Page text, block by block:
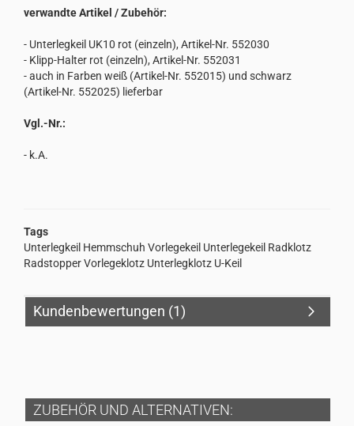
verwandte Artikel / Zubehör:
- Unterlegkeil UK10 rot (einzeln), Artikel-Nr. 552030
- Klipp-Halter rot (einzeln), Artikel-Nr. 552031
- auch in Farben weiß (Artikel-Nr. 552015) und schwarz
(Artikel-Nr. 552025) lieferbar
Vgl.-Nr.:
- k.A.
Tags
Unterlegkeil Hemmschuh Vorlegekeil Unterlegekeil Radklotz
Radstopper Vorlegeklotz Unterlegklotz U-Keil
Kundenbewertungen (1)
ZUBEHÖR UND ALTERNATIVEN: